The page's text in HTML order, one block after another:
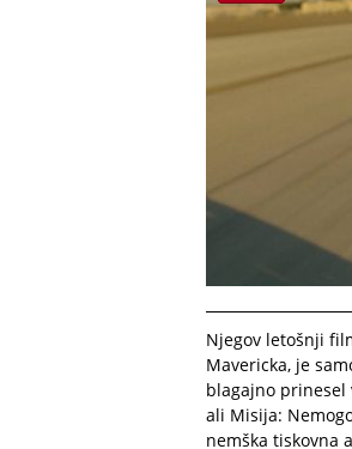
Njegov letošnji
Mavericka, je
blagajno prinesel
ali Misija:
nemška tiskovna